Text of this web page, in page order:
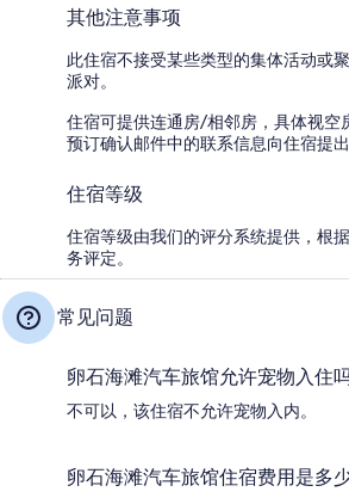
其他注意事项
此住宿不接受某些类型的集体活动或
派对。
住宿可提供连通房/相邻房，具体视空
预订确认邮件中的联系信息向住宿提
住宿等级
住宿等级由我们的评分系统提供，根
务评定。
常见问题
卵石海滩汽车旅馆允许宠物入住
不可以，该住宿不允许宠物入内。
卵石海滩汽车旅馆住宿费用是多